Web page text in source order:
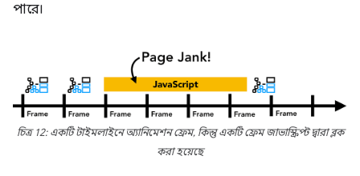
পারে।
চিত্র 12: একটি টাইমলাইনে অ্যানিমেশন ফ্রেম, কিন্তু একটি ফ্রেম জাভাস্ক্রিপ্ট দ্বারা ব্লক
করা হয়েছে